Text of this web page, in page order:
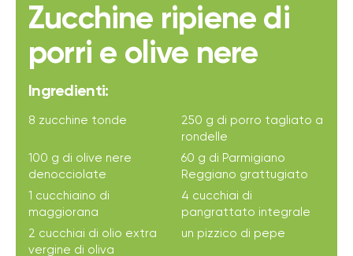
Zucchine ripiene di
porri e olive nere
Ingredienti:
8 zucchine tonde
250 g di porro tagliato a
rondelle
100 g di olive nere
denocciolate
60 g di Parmigiano
Reggiano grattugiato
1 cucchiaino di
maggiorana
4 cucchiai di
pangrattato integrale
2 cucchiai di olio extra
vergine di oliva
un pizzico di pepe